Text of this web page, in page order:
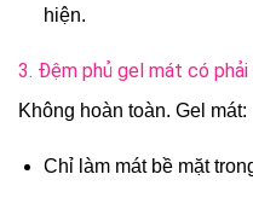
hiện.
3. Đệm phủ gel mát có
Không hoàn toàn. Gel mát:
Chỉ làm mát bề mặt